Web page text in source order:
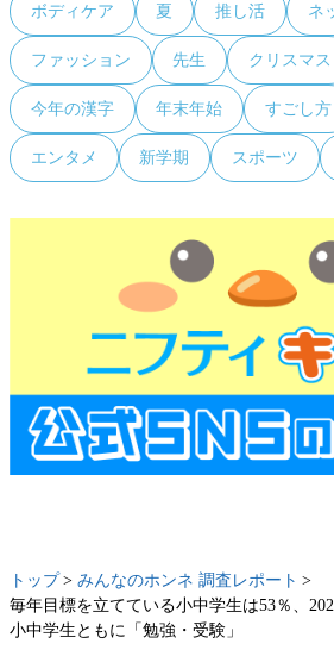
ボディケア 夏 推し活 ネ
ファッション 先生 クリスマス
今年の漢字 年末年始 すごし方
エンタメ 新学期 スポーツ
トップ
みんなのホンネ 調査レポート
毎年目標を立てている小中学生は53％、
小中学生ともに「勉強・受験」